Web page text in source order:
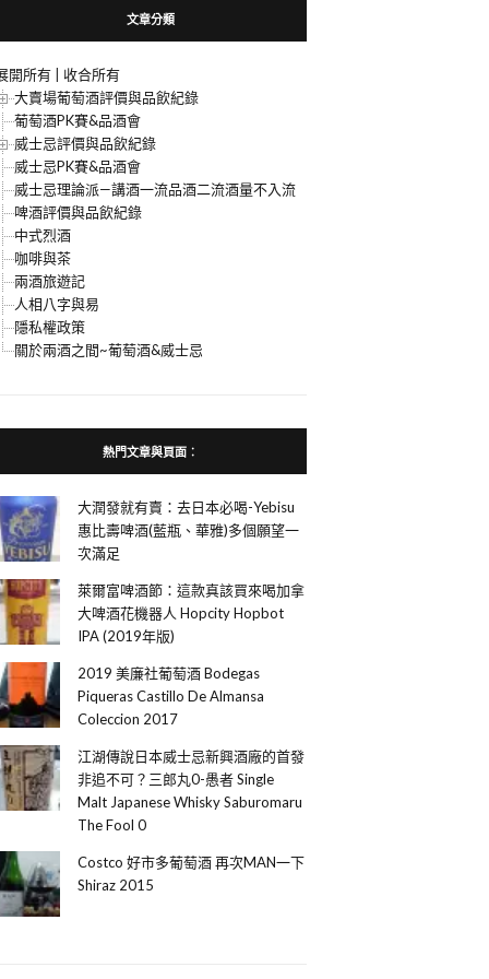
文章分類
開所有
收合所有
大賣場葡萄酒評價與品飲紀錄
葡萄酒PK賽&品酒會
威士忌評價與品飲紀錄
威士忌PK賽&品酒會
威士忌理論派—講酒一流品酒二流酒量不入流
啤酒評價與品飲紀錄
中式烈酒
咖啡與茶
兩酒旅遊記
人相八字與易
隱私權政策
關於兩酒之間~葡萄酒&威士忌
熱門文章與頁面︰
大潤發就有賣：去日本必喝-Yebisu
惠比壽啤酒(藍瓶、華雅)多個願望一
次滿足
萊爾富啤酒節：這款真該買來喝加拿
大啤酒花機器人 Hopcity Hopbot
IPA (2019年版)
2019 美廉社葡萄酒 Bodegas
Piqueras Castillo De Almansa
Coleccion 2017
江湖傳說日本威士忌新興酒廠的首發
非追不可？三郎丸0-愚者 Single
Malt Japanese Whisky Saburomaru
The Fool 0
Costco 好市多葡萄酒 再次MAN一下
Shiraz 2015